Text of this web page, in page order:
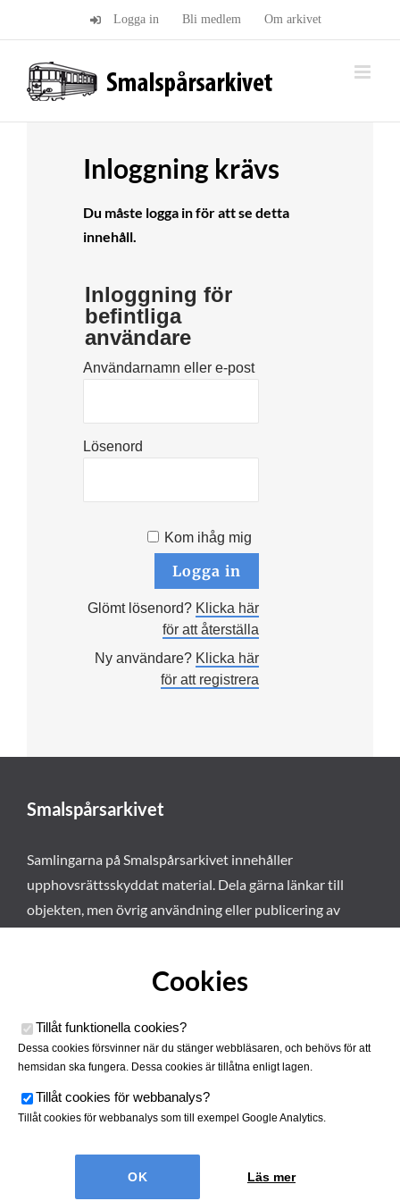
Logga in Bli medlem Om arkivet
Inloggning krävs
Du måste logga in för att se detta
innehåll.
Inloggning för
befintliga
användare
Användarnamn eller e-post
Lösenord
Kom ihåg mig
Glömt lösenord? Klicka här
för att återställa
Ny användare? Klicka här
för att registrera
Smalspårsarkivet
Samlingarna på Smalspårsarkivet innehåller
upphovsrättsskyddat material. Dela gärna länkar till
objekten, men övrig användning eller publicering av
Smalspårsarkivet drivs av
Tjustbygdens Järnvägsförening
Cookies
Tillåt funktionella cookies?
Dessa cookies försvinner när du stänger webbläsaren, och behövs för att
hemsidan ska fungera. Dessa cookies är tillåtna enligt lagen.
Tillåt cookies för webbanalys?
Tillåt cookies för webbanalys som till exempel Google Analytics.
Läs mer